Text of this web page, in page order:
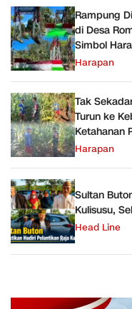
Rampung
di Desa
Simbol
Harapan
Tak
Turun ke
Ketahanan
Harapan
Sultan
Kulisusu,
Head Line